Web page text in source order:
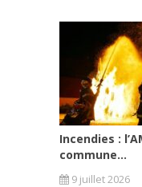
Incendies :
commune...
9 juillet 2026